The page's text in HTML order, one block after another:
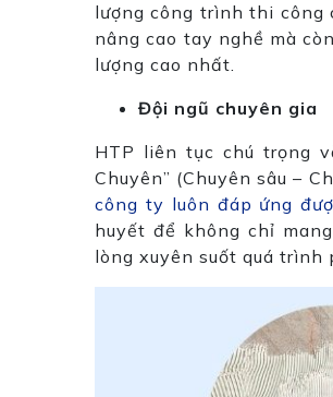
lượng công trình thi công
nâng cao tay nghề mà
lượng cao nhất.
Đội ngũ chuyên gia
HTP liên tục chú trọng
Chuyên” (Chuyên sâu –
công ty luôn đáp ứng
huyết để không chỉ
lòng xuyên suốt quá trình